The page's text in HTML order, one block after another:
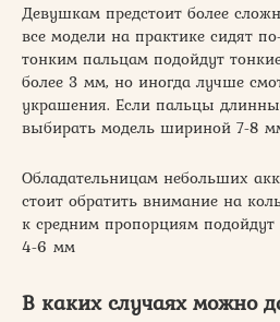
Девушкам предстоит более
все модели на практике сидят
тонким пальцам подойдут
более 3 мм, но иногда лучше
украшения. Если пальцы
выбирать модель шириной 7-8
Обладательницам небольших
стоит обратить внимание на
к средним пропорциям
4-6 мм
В каких случаях можно